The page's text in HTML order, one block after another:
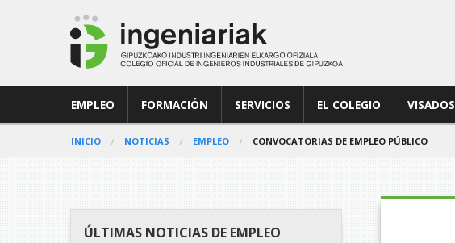
EMPLEO FORMACIÓN SERVICIOS EL COLEGIO VISADOS
INICIO NOTICIAS EMPLEO CONVOCATORIAS DE EMPLEO PÚBLICO
ÚLTIMAS NOTICIAS DE EMPLEO